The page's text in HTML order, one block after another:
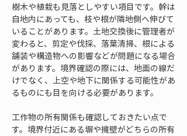
樹木や植栽も見落としやすい項目です。幹は
自地内にあっても、枝や根が隣地側へ伸びて
いることがあります。土地交換後に管理者が
変わると、剪定や伐採、落葉清掃、根による
舗装や構造物への影響などが問題になる場合
があります。境界確認の際には、地面の線だ
けでなく、上空や地下に関係する可能性があ
るものにも目を向ける必要があります。
工作物の所有関係も確認しておきたい点で
す。境界付近にある塀や擁壁がどちらの所有